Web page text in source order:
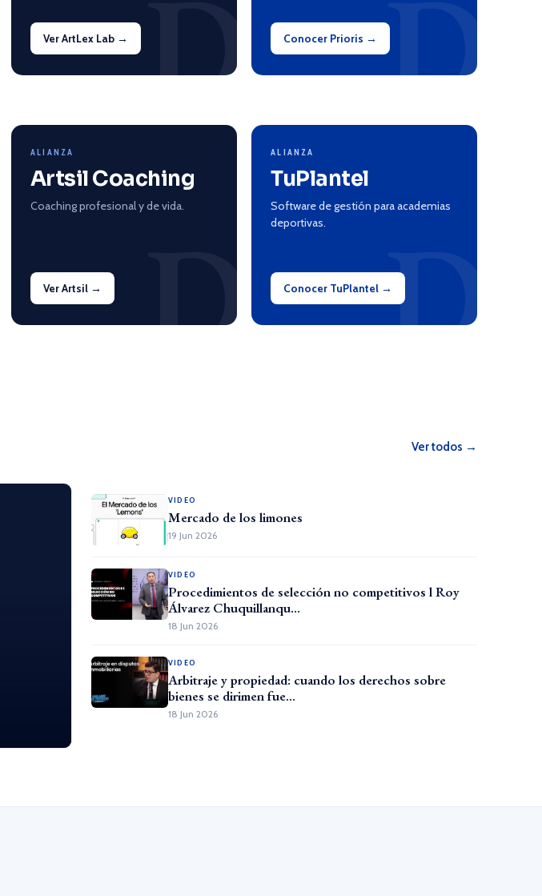
D
Ver ArtLex Lab → D
Conocer Prioris →
D
ALIANZA
Artsil Coaching
Coaching profesional y de vida.
Ver Artsil → D
ALIANZA
TuPlantel
Software de gestión para academias
deportivas.
Conocer TuPlantel →
Ver todos →
VIDEO
Mercado de los limones
19 Jun 2026
VIDEO
Procedimientos de selección no competitivos l Roy
Álvarez Chuquillanqu...
18 Jun 2026
VIDEO
Arbitraje y propiedad: cuando los derechos sobre
bienes se dirimen fue...
18 Jun 2026